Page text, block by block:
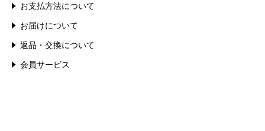
お支払方法について
お届けについて
返品・交換について
会員サービス